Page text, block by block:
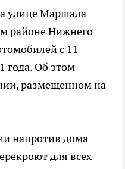
улице Маршала
районе Нижнего
с 11
года. Об этом
размещенном на
напротив дома
для всех